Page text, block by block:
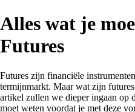
Alles wat je
Futures
Futures zijn financiële
termijnmarkt. Maar wat zijn
artikel zullen we dieper ingaan op
moet weten voordat je met deze